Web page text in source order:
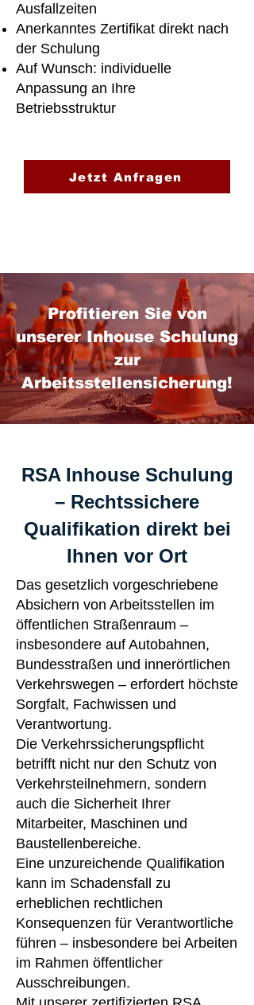
Ausfallzeiten
Anerkanntes Zertifikat direkt nach
der Schulung
Auf Wunsch: individuelle
Anpassung an Ihre
Betriebsstruktur
Jetzt Anfragen
Profitieren Sie von
unserer Inhouse Schulung
zur
Arbeitsstellensicherung!
RSA Inhouse Schulung
– Rechtssichere
Qualifikation direkt bei
Ihnen vor Ort
Das gesetzlich vorgeschriebene
Absichern von Arbeitsstellen im
öffentlichen Straßenraum –
insbesondere auf Autobahnen,
Bundesstraßen und innerörtlichen
Verkehrswegen – erfordert höchste
Sorgfalt, Fachwissen und
Verantwortung.
Die Verkehrssicherungspflicht
betrifft nicht nur den Schutz von
Verkehrsteilnehmern, sondern
auch die Sicherheit Ihrer
Mitarbeiter, Maschinen und
Baustellenbereiche.
Eine unzureichende Qualifikation
kann im Schadensfall zu
erheblichen rechtlichen
Konsequenzen für Verantwortliche
führen – insbesondere bei Arbeiten
im Rahmen öffentlicher
Ausschreibungen.